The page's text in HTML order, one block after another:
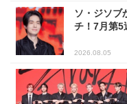
ソ・ジソブ
チ！7月第5
2026.08.05